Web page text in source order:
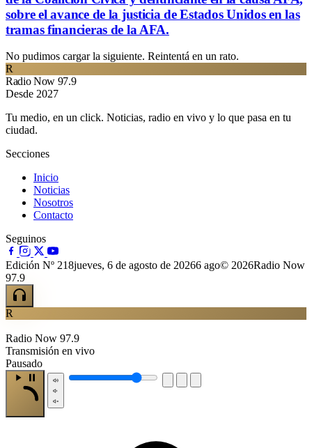
sobre el avance de la justicia de Estados Unidos en las
tramas financieras de la AFA.
No pudimos cargar la siguiente. Reintentá en un rato.
R
Radio Now 97.9
Desde 2027
Tu medio, en un click. Noticias, radio en vivo y lo que pasa en tu
ciudad.
Secciones
Inicio
Noticias
Nosotros
Contacto
Seguinos
Edición Nº 218jueves, 6 de agosto de 20266 ago© 2026Radio Now
97.9
R
Radio Now 97.9
Transmisión en vivo
Pausado